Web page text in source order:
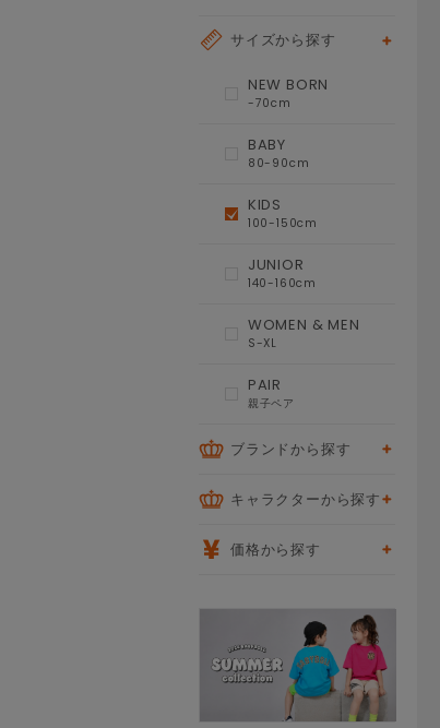
サイズから探す
NEW BORN
-70cm
BABY
80-90cm
KIDS
100-150cm
JUNIOR
140-160cm
WOMEN & MEN
S-XL
PAIR
親子ペア
ブランドから探す
キャラクターから探す
価格から探す